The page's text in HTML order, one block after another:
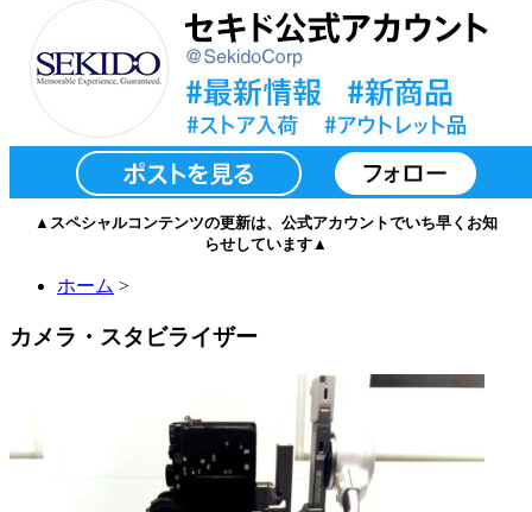
▲スペシャルコンテンツの更新は、公式アカウントでいち早くお知
らせしています▲
ホーム >
カメラ・スタビライザー